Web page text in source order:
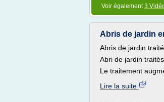
Voir également3
Abris de jardin
Abris de jardin
Abri de jardin
Le traitement
Lire la suite